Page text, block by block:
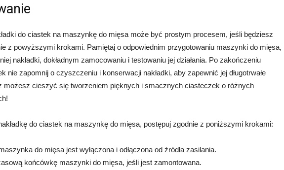
do ciastek na maszynkę do mięsa może być prostym procesem, jeśli będziesz
z powyższymi krokami. Pamiętaj o odpowiednim przygotowaniu maszynki do mięsa,
nakładki, dokładnym zamocowaniu i testowaniu jej działania. Po zakończeniu
nie zapomnij o czyszczeniu i konserwacji nakładki, aby zapewnić jej długotrwałe
możesz cieszyć się tworzeniem pięknych i smacznych ciasteczek o różnych
do ciastek na maszynkę do mięsa, postępuj zgodnie z poniższymi krokami:
do mięsa jest wyłączona i odłączona od źródła zasilania.
końcówkę maszynki do mięsa, jeśli jest zamontowana.